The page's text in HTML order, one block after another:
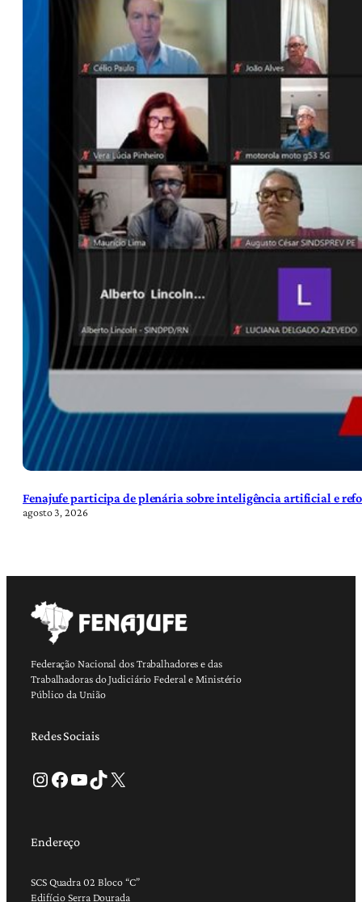
Fenajufe participa de plenária sobre inteligência artificial e
agosto 3, 2026
Federação Nacional dos Trabalhadores e das
Trabalhadoras do Judiciário Federal e Ministério
Público da União
Redes Sociais
Instagram Facebook Youtube TikTok X
Endereço
SCS Quadra 02 Bloco “C”
Edifício Serra Dourada